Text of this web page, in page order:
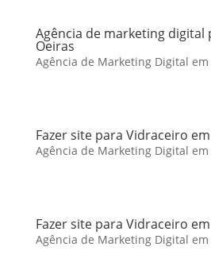
Agência de marketing digital
Oeiras
Agência de Marketing Digital
Fazer site para Vidraceiro
Agência de Marketing Digital
Fazer site para Vidraceiro
Agência de Marketing Digital